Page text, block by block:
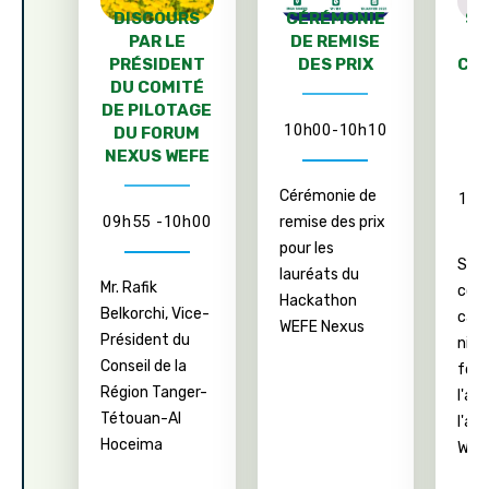
DISCOURS
PAR LE
PRÉSIDENT
DU COMITÉ
DE PILOTAGE
DU FORUM
NEXUS WEFE
09h55 -10h00
Mr. Rafik
Belkorchi, Vice-
Président du
Conseil de la
Région Tanger-
Tétouan-Al
Hoceima
CÉRÉMONIE
DE REMISE
DES PRIX
10h00-10h10
Cérémonie de
remise des prix
pour les
lauréats du
Hackathon
WEFE Nexus